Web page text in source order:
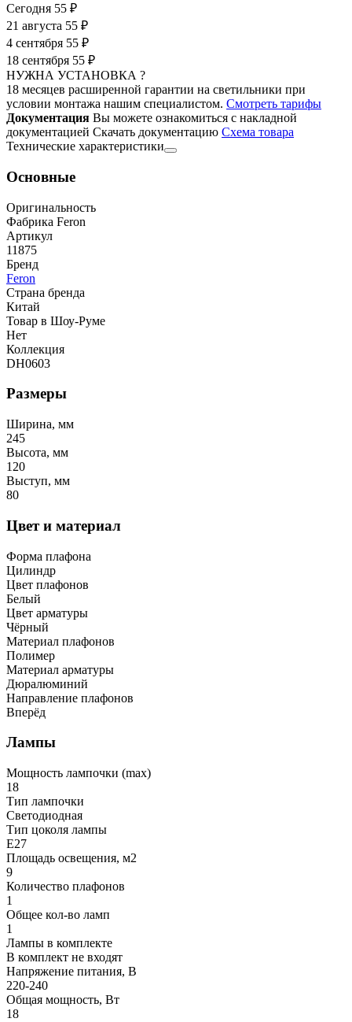
Сегодня 55 ₽
21 августа 55 ₽
4 сентября 55 ₽
18 сентября 55 ₽
НУЖНА УСТАНОВКА ?
18 месяцев расширенной гарантии на светильники при
условии монтажа нашим специалистом. Смотреть тарифы
Документация Вы можете ознакомиться с накладной
документацией Скачать документацию Cхема товара
Технические характеристики
Основные
Оригинальность
Фабрика Feron
Артикул
11875
Бренд
Feron
Страна бренда
Китай
Товар в Шоу-Руме
Нет
Коллекция
DH0603
Размеры
Ширина, мм
245
Высота, мм
120
Выступ, мм
80
Цвет и материал
Форма плафона
Цилиндр
Цвет плафонов
Белый
Цвет арматуры
Чёрный
Материал плафонов
Полимер
Материал арматуры
Дюралюминий
Направление плафонов
Вперёд
Лампы
Мощность лампочки (max)
18
Тип лампочки
Светодиодная
Тип цоколя лампы
E27
Площадь освещения, м2
9
Количество плафонов
1
Общее кол-во ламп
1
Лампы в комплекте
В комплект не входят
Напряжение питания, В
220-240
Общая мощность, Вт
18